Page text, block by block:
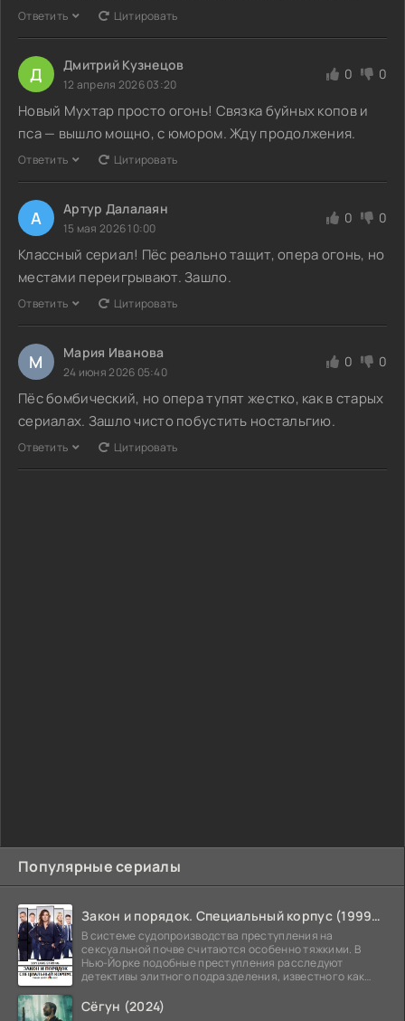
Популярные сериалы
Закон и порядок. Специальный корпус (1999-2026)
В системе судопроизводства преступления на
сексуальной почве считаются особенно тяжкими. В
Нью-Йорке подобные преступления расследуют
детективы элитного подразделения, известного как
Сёгун (2024)
Ответить Цитировать
Д Дмитрий Кузнецов
12 апреля 2026 03:20
0 0
Новый Мухтар просто огонь! Связка буйных копов и
пса — вышло мощно, с юмором. Жду продолжения.
Ответить Цитировать
А Артур Далалаян
15 мая 2026 10:00
0 0
Классный сериал! Пёс реально тащит, опера огонь, но
местами переигрывают. Зашло.
Ответить Цитировать
М Мария Иванова
24 июня 2026 05:40
0 0
Пёс бомбический, но опера тупят жестко, как в старых
сериалах. Зашло чисто побустить ностальгию.
Ответить Цитировать